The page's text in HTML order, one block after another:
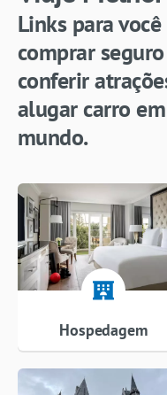
Links para
comprar
conferir
alugar carro
mundo.
Hospedagem